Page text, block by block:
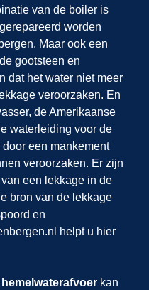
van de boiler is
worden
Maar ook een
gootsteen en
dat het water niet meer
veroorzaken. En
de Amerikaanse
waterleiding voor de
een mankement
veroorzaken. Er zijn
een lekkage in de
bron van de lekkage
en
helpt u hier
kan